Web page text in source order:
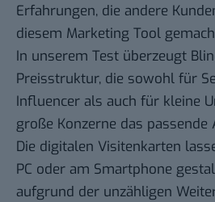
Erfahrungen, die andere
diesem Marketing Tool
In unserem Test überzeugt
Preisstruktur, die sowohl für
Influencer als auch für kleine
große Konzerne das
Die digitalen Visitenkarten
PC oder am Smartphone
aufgrund der unzähligen